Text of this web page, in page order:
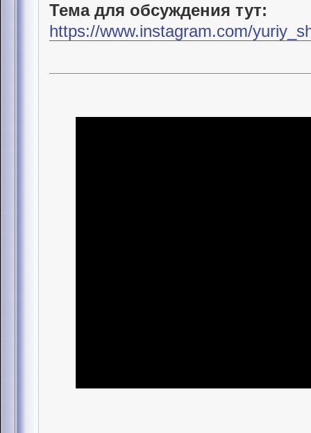
Тема для обсуждения тут:
https://www.instagram.com/